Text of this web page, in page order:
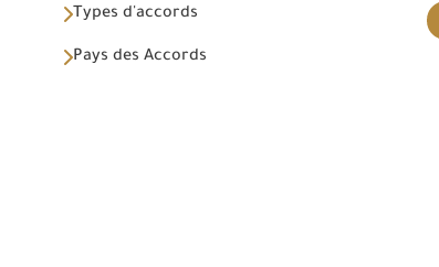
Types d'accords
Pays des Accords